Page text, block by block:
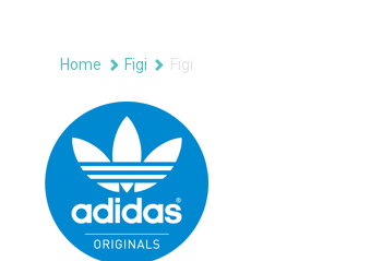
Home Figi Figi